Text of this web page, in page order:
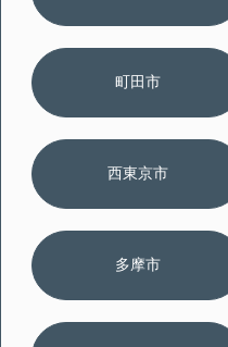
町田市
西東京市
多摩市